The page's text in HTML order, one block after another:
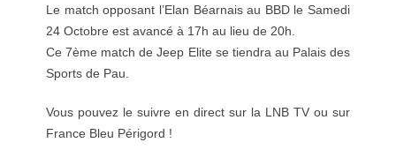
Le match opposant l’Elan Béarnais au BBD le Samedi
24 Octobre est avancé à 17h au lieu de 20h.
Ce 7ème match de Jeep Elite se tiendra au Palais des
Sports de Pau.
Vous pouvez le suivre en direct sur la LNB TV ou sur
France Bleu Périgord !